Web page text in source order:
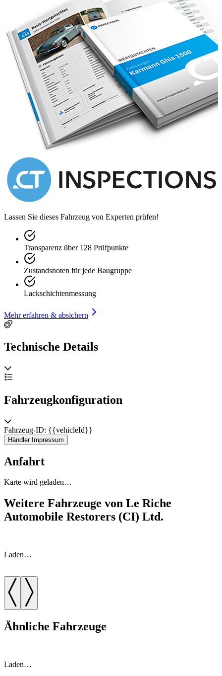
very smart Dove Grey paintwork, the car presents very well.
The interior of the car is in a generally excellent condition – a lovely
place to be. The veneered dashboard is particularly smart with a full
complement of working instruments. The original red leather seating
is suitably age-patinated with a single repair to the driver’s seat. The
cloth headlining was renewed in 2012.
In single family ownership from new, this Daimler Sovereign is a
very smart, genuine low mileage vehicle which has been refurbished
as required, well maintained and always garaged. We have detailed
records of all service/repair works from 1998 onwards.
Located in Jersey and locally registered, the 4-digit registration
number is not included in the asking price but could be available by
separate purchase.
We can ship worldwide and can assist with shipping and importation
processes if required.
Lassen Sie dieses Fahrzeug von Experten prüfen!
Transparenz über 128 Prüfpunkte
Zustandsnoten für jede Baugruppe
Lackschichtenmessung
Mehr erfahren & absichern
Technische Details
Fahrzeugkonfiguration
Fahrzeug-ID: {{vehicleId}}
Händler Impressum
Anfahrt
Karte wird geladen…
Weitere Fahrzeuge von Le Riche
Automobile Restorers (CI) Ltd.
Laden…
Ähnliche Fahrzeuge
Laden…